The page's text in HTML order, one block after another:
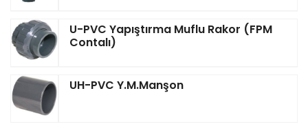
U-PVC Yapıştırma Muflu Rakor (FPM
Contalı)
UH-PVC Y.M.Manşon